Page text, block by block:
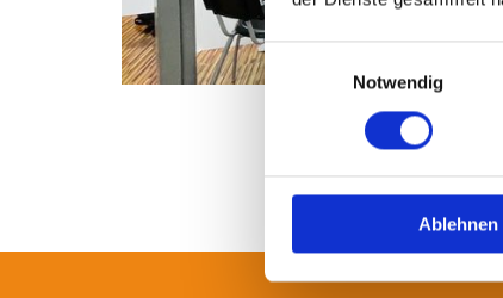
Einwilligungsauswahl
Notwendig
Ablehnen